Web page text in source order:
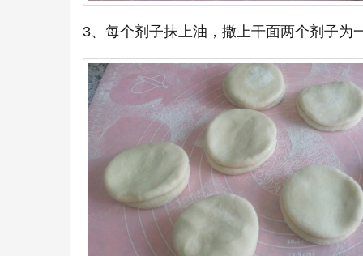
3、每个剂子抹上油，撒上干面两个剂子为